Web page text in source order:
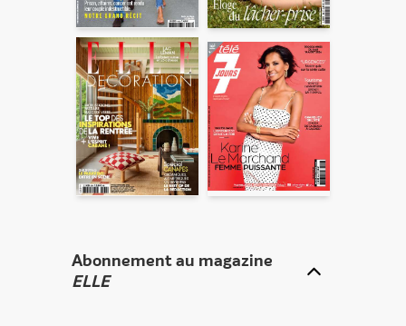
Abonnement au magazine
ELLE